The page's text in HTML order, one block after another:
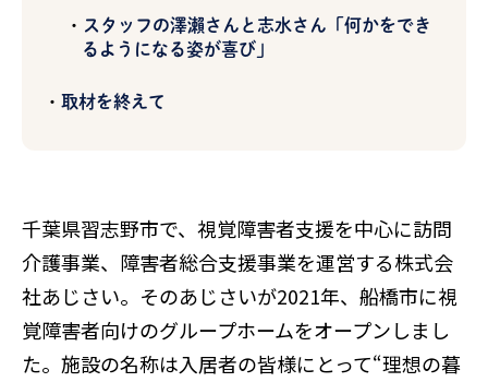
スタッフの澤瀨さんと志水さん「何かをでき
るようになる姿が喜び」
取材を終えて
千葉県習志野市で、視覚障害者支援を中心に訪問
介護事業、障害者総合支援事業を運営する株式会
社あじさい。そのあじさいが2021年、船橋市に視
覚障害者向けのグループホームをオープンしまし
た。施設の名称は入居者の皆様にとって“理想の暮